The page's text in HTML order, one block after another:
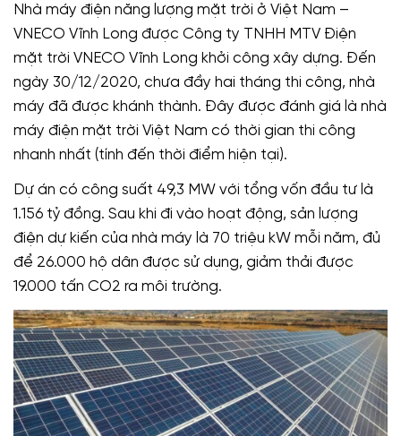
Nhà máy điện năng lượng mặt trời ở Việt Nam –
VNECO Vĩnh Long được Công ty TNHH MTV Điện
mặt trời VNECO Vĩnh Long khởi công xây dựng. Đến
ngày 30/12/2020, chưa đầy hai tháng thi công, nhà
máy đã được khánh thành. Đây được đánh giá là nhà
máy điện mặt trời Việt Nam có thời gian thi công
nhanh nhất (tính đến thời điểm hiện tại).
Dự án có công suất 49,3 MW với tổng vốn đầu tư là
1.156 tỷ đồng. Sau khi đi vào hoạt động, sản lượng
điện dự kiến của nhà máy là 70 triệu kW mỗi năm, đủ
để 26.000 hộ dân được sử dụng, giảm thải được
19.000 tấn CO2 ra môi trường.